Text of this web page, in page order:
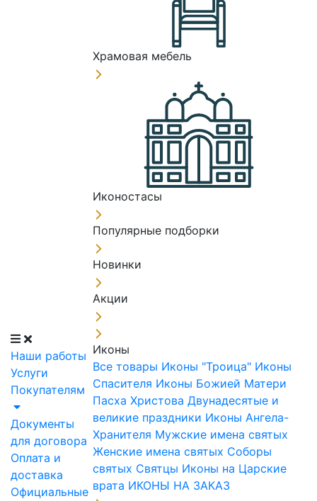
Наши работы
Услуги
Покупателям
Документы
для договора
Оплата и
доставка
Официальные
Храмовая мебель
Иконостасы
Популярные подборки
Новинки
Акции
Иконы
Все товары Иконы "Троица" Иконы
Спасителя Иконы Божией Матери
Пасха Христова Двунадесятые и
великие праздники Иконы Ангела-
Хранителя Мужские имена святых
Женские имена святых Соборы
святых Святцы Иконы на Царские
врата ИКОНЫ НА ЗАКАЗ